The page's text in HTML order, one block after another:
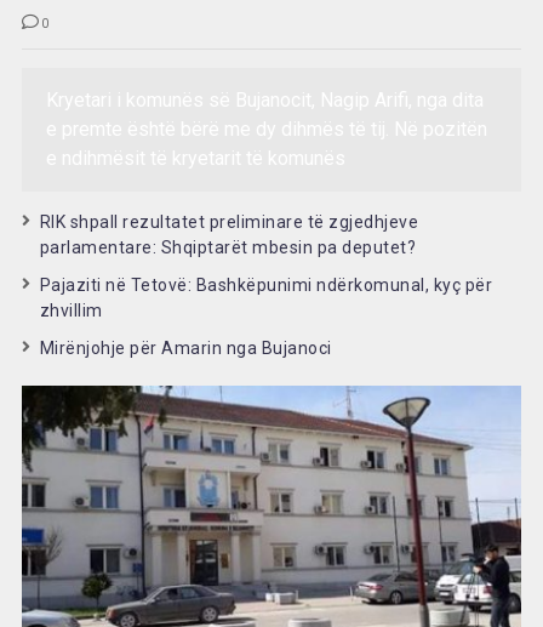
0
RIK shpall rezultatet preliminare të zgjedhjeve
parlamentare: Shqiptarët mbesin pa deputet?
Pajaziti në Tetovë: Bashkëpunimi ndërkomunal, kyç për
zhvillim
Mirënjohje për Amarin nga Bujanoci